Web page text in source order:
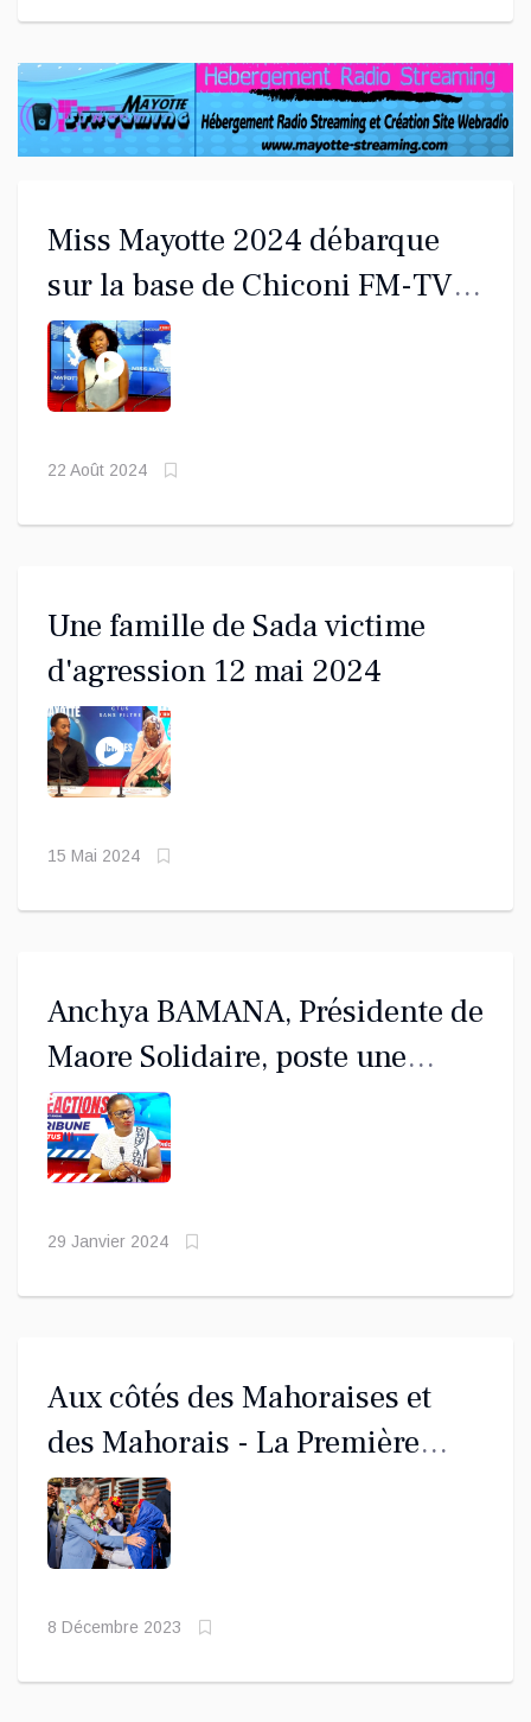
Miss Mayotte 2024 débarque
sur la base de Chiconi FM-TV
canal 10 !
22 Août 2024
Une famille de Sada victime
d'agression 12 mai 2024
15 Mai 2024
Anchya BAMANA, Présidente de
Maore Solidaire, poste une
tribune ce lundi 29 janvier
2024 en soutien du mouvement
actuel à Mayotte.
29 Janvier 2024
Aux côtés des Mahoraises et
des Mahorais - La Première
ministre a dû affronter la colère
d'habitants de l'île, confrontée à
sa pire sécheresse depuis 1997
8 Décembre 2023